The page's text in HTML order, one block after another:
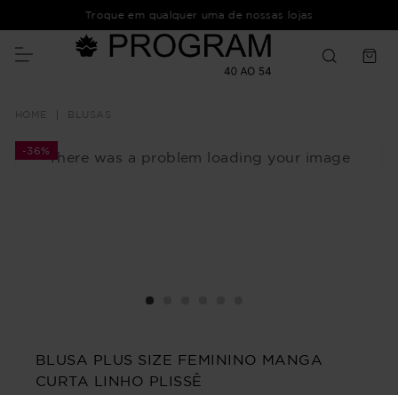
Troque em qualquer uma de nossas lojas
BLUSAS
There was a problem loading your image
-36%
BLUSA PLUS SIZE FEMININO MANGA
CURTA LINHO PLISSÊ